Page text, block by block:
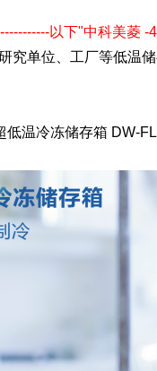
-----------以下"中科美菱
究单位、工厂等低温
温冷冻储存箱 DW-